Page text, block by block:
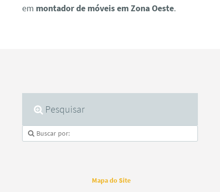
em montador de móveis em Zona Oeste.
Pesquisar
Mapa do Site